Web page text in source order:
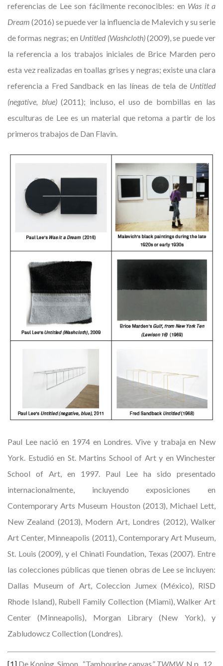
referencias de Lee son fácilmente reconocibles: en Was it a
Dream (2016) se puede ver la influencia de Malevich y su serie
de formas negras; en Untitled (Washcloth)(2009), se puede ver
la referencia a los trabajos iniciales de Brice Marden pero
esta vez realizadas en toallas grises y negras; existe una clara
referencia a Fred Sandback en las líneas de tela de Untitled
(negative, blue)(2011); incluso, el uso de bombillas en las
esculturas de Lee es un material que retoma a partir de los
primeros trabajos de Dan Flavin.
Paul Lee nació en 1974 en Londres. Vive y trabaja en New
York. Estudió en St. Martins School of Art y en Winchester
School of Art, en 1997. Paul Lee ha sido presentado
internacionalmente, incluyendo exposiciones en
Contemporary Arts Museum Houston (2013), Michael Lett,
New Zealand (2013), Modern Art, Londres (2012), Walker
Art Center, Minneapolis (2011), Contemporary Art Museum,
St. Louis (2009), y el Chinati Foundation, Texas (2007). Entre
las colecciones públicas que tienen obras de Lee se incluyen:
Dallas Museum of Art, Coleccion Jumex (México), RISD
Rhode Island), Rubell Family Collection (Miami), Walker Art
Center (Minneapolis), Morgan Library (New York), y
Zabludowcz Collection (Londres).
[1] De Koning, Simon . “Tambourine canvas.” TWMW. N.p., 12